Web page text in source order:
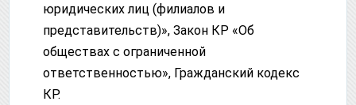
юридических лиц (филиалов и
представительств)», Закон КР «Об
обществах с ограниченной
ответственностью», Гражданский кодекс
КР.